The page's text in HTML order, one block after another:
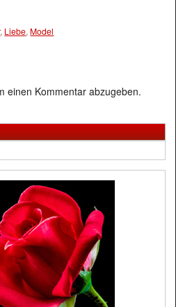
, Liebe, Model
einen Kommentar abzugeben.